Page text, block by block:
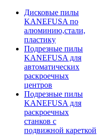
Дисковые пилы
KANEFUSA по
алюминию,стали,
пластику
Подрезные пилы
KANEFUSA для
автоматических
раскроечных
центров
Подрезные пилы
KANEFUSA для
раскроечных
станков с
подвижной кареткой